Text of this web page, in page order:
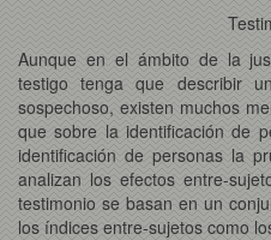
Aunque en el ámbito de la
testigo tenga que describir
sospechoso, existen muchos
que sobre la identificación de
identificación de personas la
analizan los efectos entre-
testimonio se basan en un
los índices entre-sujetos como